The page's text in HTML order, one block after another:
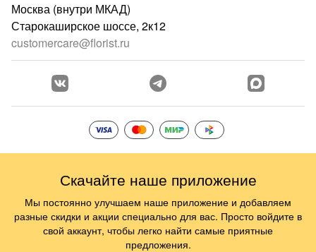
Москва (внутри МКАД)
Старокаширское шоссе, 2к12
customercare@florist.ru
Скачайте наше приложение
Мы постоянно улучшаем наше приложение и добавляем
разные скидки и акции специально для вас. Просто войдите в
свой аккаунт, чтобы легко найти самые приятные
предложения.